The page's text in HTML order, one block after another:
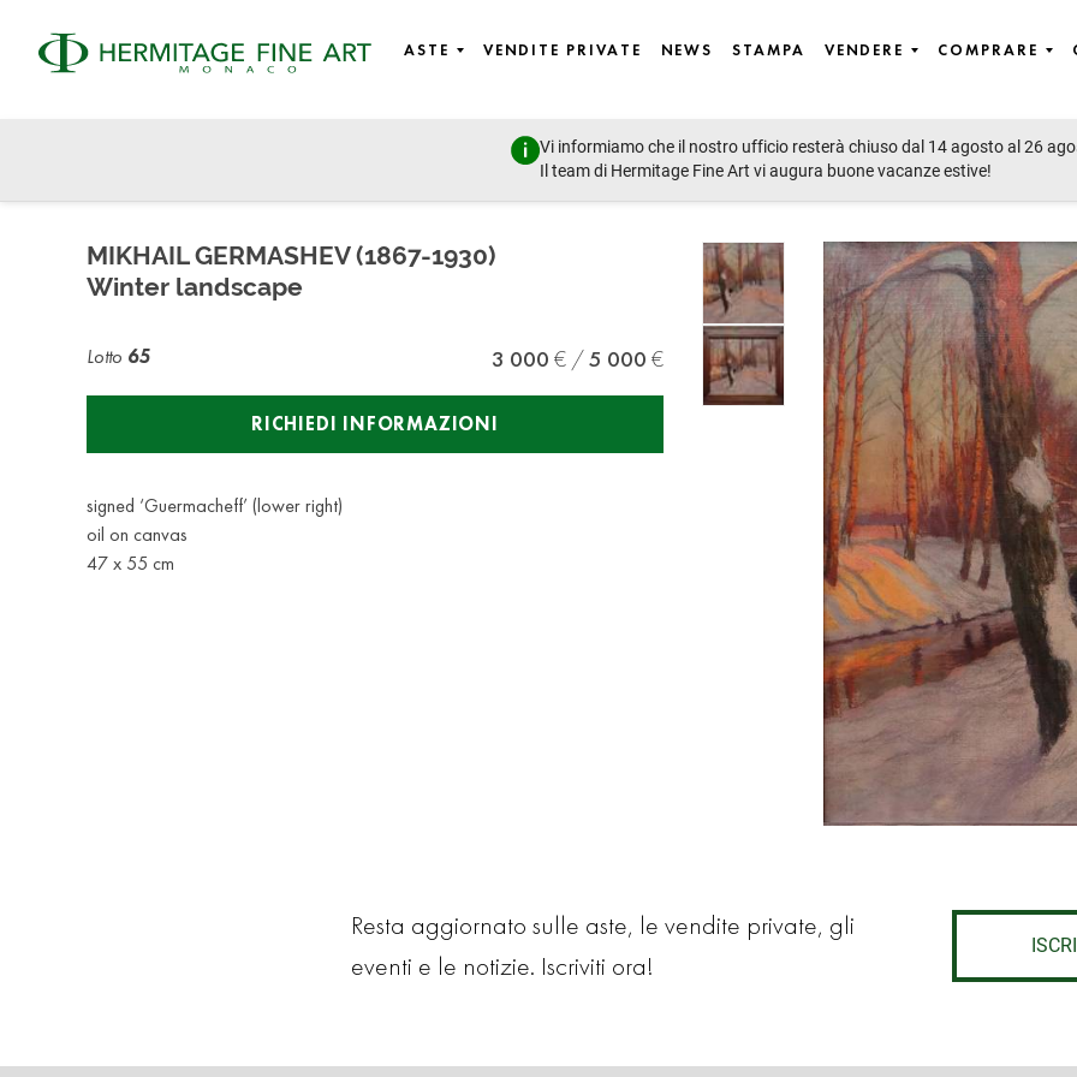
ASTE VENDITE PRIVATE NEWS STAMPA VENDERE COMPRARE
Vi informiamo che il nostro ufficio resterà chiuso dal 14 agosto al 26
Il team di Hermitage Fine Art vi augura buone vacanze estive!
MIKHAIL GERMASHEV (1867-1930)
Winter landscape
Lotto 65 3 000 5 000
RICHIEDI INFORMAZIONI
signed ‘Guermacheff’ (lower right)
oil on canvas
47 x 55 cm
Resta aggiornato sulle aste, le vendite private, gli
eventi e le notizie. Iscriviti ora!